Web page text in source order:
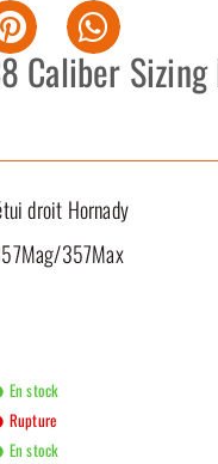
Caliber Sizing
droit Hornady
357Max
En stock
Rupture
En stock